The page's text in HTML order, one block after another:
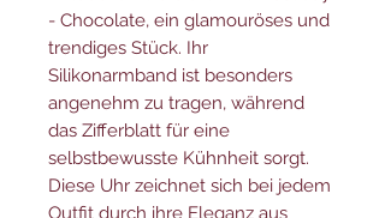
- Chocolate, ein glamouröses und
trendiges Stück. Ihr
Silikonarmband ist besonders
angenehm zu tragen, während
das Zifferblatt für eine
selbstbewusste Kühnheit sorgt.
Diese Uhr zeichnet sich bei jedem
Outfit durch ihre Eleganz aus